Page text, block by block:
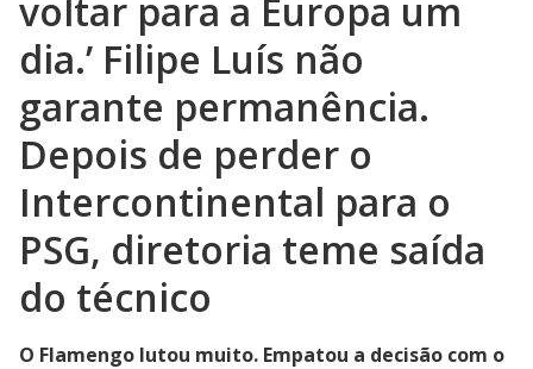
voltar para a Europa um
dia.’ Filipe Luís não
garante permanência.
Depois de perder o
Intercontinental para o
PSG, diretoria teme saída
do técnico
O Flamengo lutou muito. Empatou a decisão com o